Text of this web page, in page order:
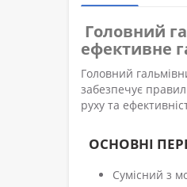
Головний
ефективне
Головний
забезпечує
руху та
ОСНОВНІ
Сумісний з